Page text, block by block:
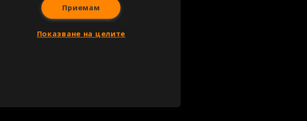
Приемам
Показване на целите